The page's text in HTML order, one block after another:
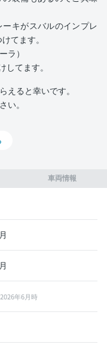
車両情報
年6月時
キがスバルのインプレ
てます。
ラ）
てます。
えると幸いです。
い。